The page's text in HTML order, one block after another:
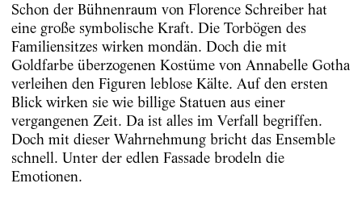
Schon der Bühnenraum von Florence Schreiber hat
eine große symbolische Kraft. Die Torbögen des
Familiensitzes wirken mondän. Doch die mit
Goldfarbe überzogenen Kostüme von Annabelle Gotha
verleihen den Figuren leblose Kälte. Auf den ersten
Blick wirken sie wie billige Statuen aus einer
vergangenen Zeit. Da ist alles im Verfall begriffen.
Doch mit dieser Wahrnehmung bricht das Ensemble
schnell. Unter der edlen Fassade brodeln die
Emotionen.